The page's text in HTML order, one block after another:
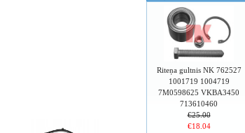
Riteņa gultnis NK 762527
1001719 1004719
7M0598625 VKBA3450
713610460
€25.00
€18.04